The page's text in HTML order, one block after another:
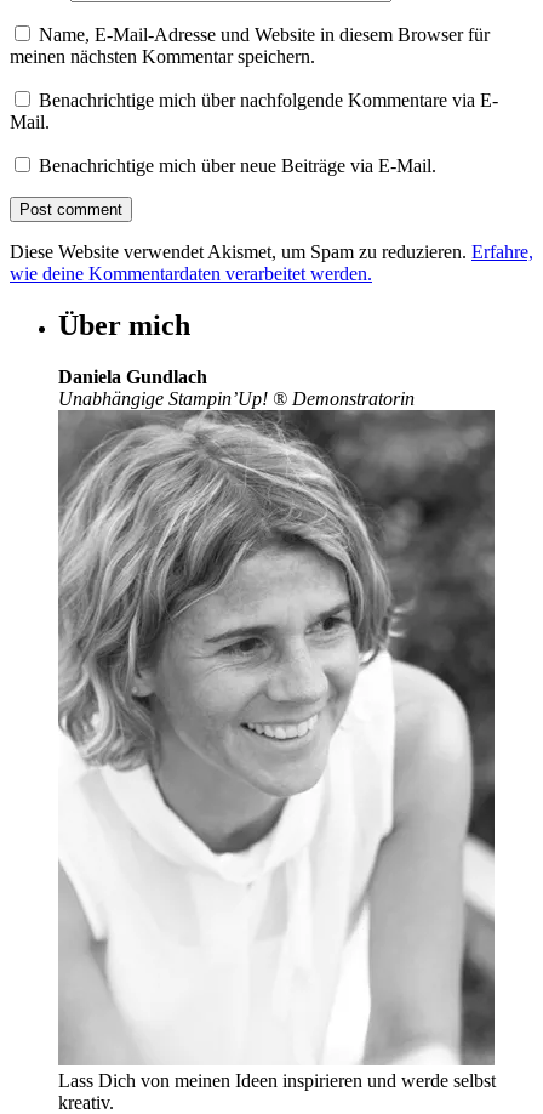
Name, E-Mail-Adresse und Website in diesem Browser für
meinen nächsten Kommentar speichern.
Benachrichtige mich über nachfolgende Kommentare via E-
Mail.
Benachrichtige mich über neue Beiträge via E-Mail.
Diese Website verwendet Akismet, um Spam zu reduzieren. Erfahre,
wie deine Kommentardaten verarbeitet werden.
Über mich
Daniela Gundlach
Unabhängige Stampin’Up! ® Demonstratorin
Lass Dich von meinen Ideen inspirieren und werde selbst
kreativ.